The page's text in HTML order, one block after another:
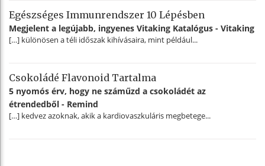
Egészséges Immunrendszer 10 Lépésben
Megjelent a legújabb, ingyenes Vitaking Katalógus - Vitaking
[…] különösen a téli időszak kihívásaira, mint például...
Csokoládé Flavonoid Tartalma
5 nyomós érv, hogy ne száműzd a csokoládét az
étrendedből - Remind
[…] kedvez azoknak, akik a kardiovaszkuláris megbetege...